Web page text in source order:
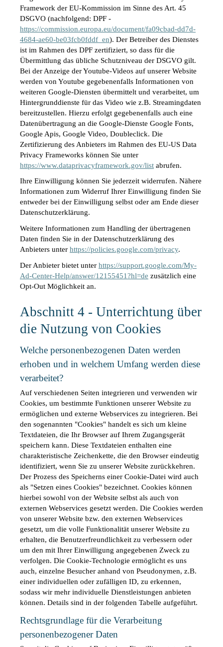
Framework der EU-Kommission im Sinne des Art. 45
https://commission.europa.eu/document/fa09cbad-dd7d-
4684-ae60-be03fcb0fddf_en). Der Betreiber des Dienstes
ist im Rahmen des DPF zertifiziert, so dass für die
Übermittlung das übliche Schutzniveau der DSGVO gilt.
Bei der Anzeige der Youtube-Videos auf unserer Website
werden von Youtube gegebenenfalls Informationen von
weiteren Google-Diensten übermittelt und verarbeitet, um
Hintergrunddienste für das Video wie z.B. Streamingdaten
bereitzustellen. Hierzu erfolgt gegebenenfalls auch eine
Datenübertragung an die Google-Dienste Google Fonts,
Google Apis, Google Video, Doubleclick. Die
Zertifizierung des Anbieters im Rahmen des EU-US Data
https://www.dataprivacyframework.gov/list abrufen.
Ihre Einwilligung können Sie jederzeit widerrufen. Nähere
Informationen zum Widerruf Ihrer Einwilligung finden Sie
entweder bei der Einwilligung selbst oder am Ende dieser
Datenschutzerklärung.
Weitere Informationen zum Handling der übertragenen
Daten finden Sie in der Datenschutzerklärung des
Anbieters unter https://policies.google.com/privacy.
Der Anbieter bietet unter https://support.google.com/My-
Ad-Center-Help/answer/12155451?hl=de zusätzlich eine
Opt-Out Möglichkeit an.
Abschnitt 4 - Unterrichtung über
die Nutzung von Cookies
Welche personenbezogenen Daten werden
erhoben und in welchem Umfang werden diese
verarbeitet?
Auf verschiedenen Seiten integrieren und verwenden wir
Cookies, um bestimmte Funktionen unserer Website zu
ermöglichen und externe Webservices zu integrieren. Bei
den sogenannten "Cookies" handelt es sich um kleine
Textdateien, die Ihr Browser auf Ihrem Zugangsgerät
speichern kann. Diese Textdateien enthalten eine
charakteristische Zeichenkette, die den Browser eindeutig
identifiziert, wenn Sie zu unserer Website zurückkehren.
Der Prozess des Speicherns einer Cookie-Datei wird auch
als "Setzen eines Cookies" bezeichnet. Cookies können
hierbei sowohl von der Website selbst als auch von
externen Webservices gesetzt werden. Die Cookies werden
von unserer Website bzw. den externen Webservices
gesetzt, um die volle Funktionalität unserer Website zu
erhalten, die Benutzerfreundlichkeit zu verbessern oder
um den mit Ihrer Einwilligung angegebenen Zweck zu
verfolgen. Die Cookie-Technologie ermöglicht es uns
auch, einzelne Besucher anhand von Pseudonymen, z.B.
einer individuellen oder zufälligen ID, zu erkennen,
sodass wir mehr individuelle Dienstleistungen anbieten
können. Details sind in der folgenden Tabelle aufgeführt.
Rechtsgrundlage für die Verarbeitung
personenbezogener Daten